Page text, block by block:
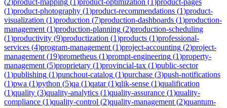
(1)product-photography (1)product-recommendations (1)product-
visualization (1)production (7)production-dashboards (1)production-
management (1)production-planning (2)production-scheduling
(1)productivity (9)productization (1)products (1)professional-
services (4)program-management (1)project-accounting (2)project-
management (19)prometheus (1)prompt-engineering (1)property-
management (5)proprietary (1)provincial-tax (1)public-sector
(1)publishing (1)punchout-catalog (1)purchase (3)push-notifications
(1)pwa (1)python (5)qa (1)qatar(1)qlik-sense (1)qualification
(1)quality (3)quality-analytics (1)quality-assurance (1)quality-
compliance (1)quality-control (2)quality-management (2)quantum-